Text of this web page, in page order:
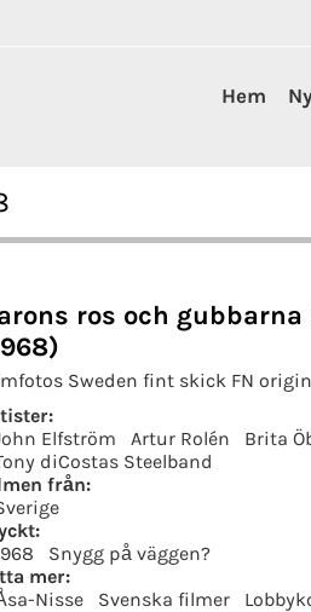
Hem
ros och
Sweden fint skick FN
Elfström
Artur Rolén
Brita
diCostas Steelband
från:
Snygg på väggen?
mer:
Nisse
Svenska filmer